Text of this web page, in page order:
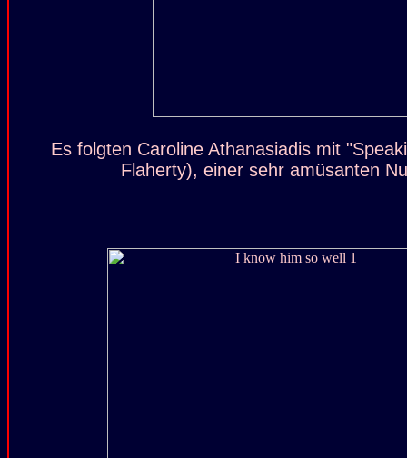
Es folgten Caroline Athanasiadis mit
Flaherty), einer sehr amüsanten